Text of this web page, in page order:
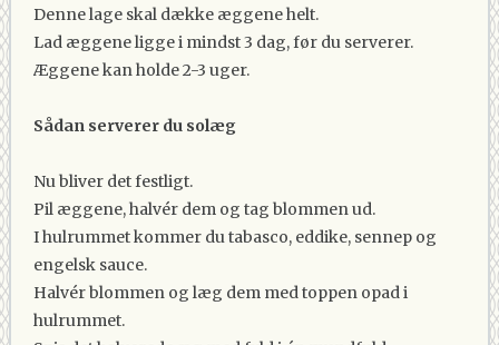
Denne lage skal dække æggene helt.
Lad æggene ligge i mindst 3 dag, før du serverer.
Æggene kan holde 2-3 uger.
Sådan serverer du solæg
Nu bliver det festligt.
Pil æggene, halvér dem og tag blommen ud.
I hulrummet kommer du tabasco, eddike, sennep og
engelsk sauce.
Halvér blommen og læg dem med toppen opad i
hulrummet.